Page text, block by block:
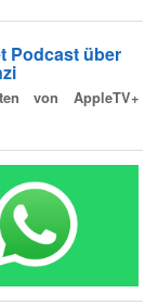
Podcast über
von AppleTV+